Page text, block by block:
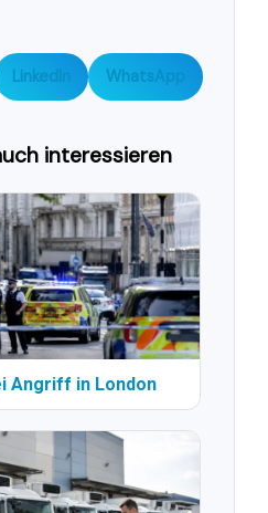
LinkedIn WhatsApp
interessieren
Angriff in London